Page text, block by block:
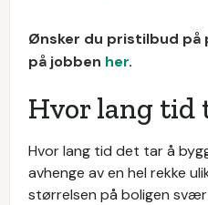
Ønsker du pristilbud på
på jobben her.
Hvor lang tid
Hvor lang tid det tar å
avhenge av en hel rekke
størrelsen på boligen